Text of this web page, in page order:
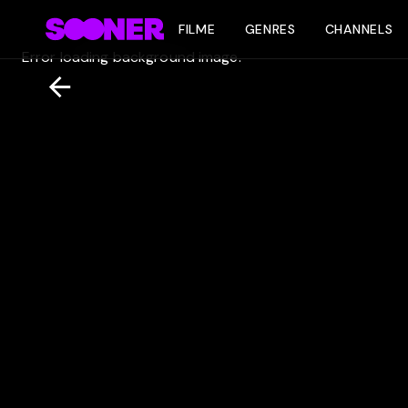
FILME GENRES CHANNELS
Error loading background image.